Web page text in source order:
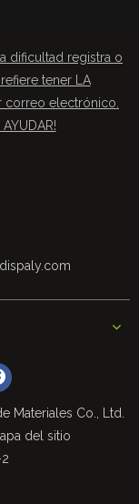
dificultad registra o
tener LA
correo electrónico.
AYUDAR!
Materiales Co., Ltd.
del sitio